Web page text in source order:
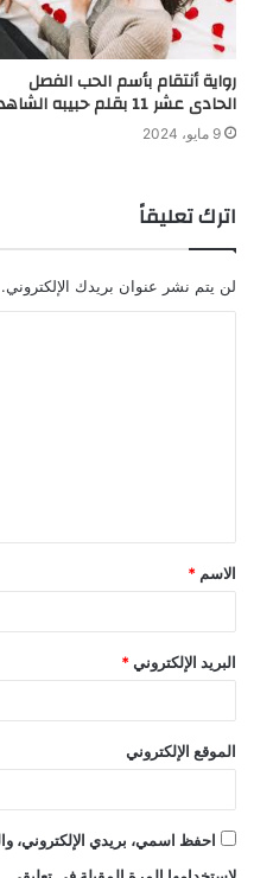
رواية أنتقام بأسم الحب الفصل
الحادى عشر 11 بقلم حبيبه الشاهد
9 مايو، 2024
اترك تعليقاً
لن يتم نشر عنوان بريدك الإلكتروني.
الاسم *
البريد الإلكتروني *
الموقع الإلكتروني
احفظ اسمي، بريدي الإلكتروني،